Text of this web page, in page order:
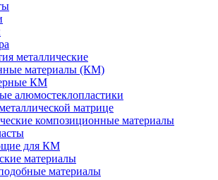
металлические
материалы (КМ)
КМ
алюмостеклопластики
матрице
композиционные материалы
для КМ
материалы
материалы